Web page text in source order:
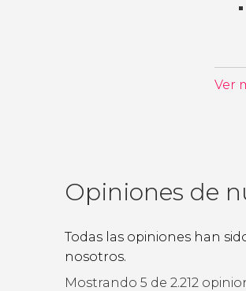
Ver
Opiniones de
Todas las opiniones han
nosotros.
Mostrando 5 de 2.212